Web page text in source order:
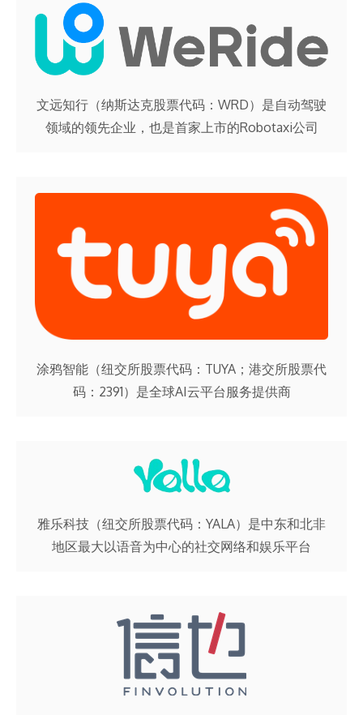
文远知行（纳斯达克股票代码：WRD）是自动驾驶
领域的领先企业，也是首家上市的Robotaxi公司
涂鸦智能（纽交所股票代码：TUYA；港交所股票代
码：2391）是全球AI云平台服务提供商
雅乐科技（纽交所股票代码：YALA）是中东和北非
地区最大以语音为中心的社交网络和娱乐平台